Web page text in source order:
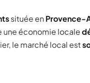
située en Provence-
une économie locale
le marché local est